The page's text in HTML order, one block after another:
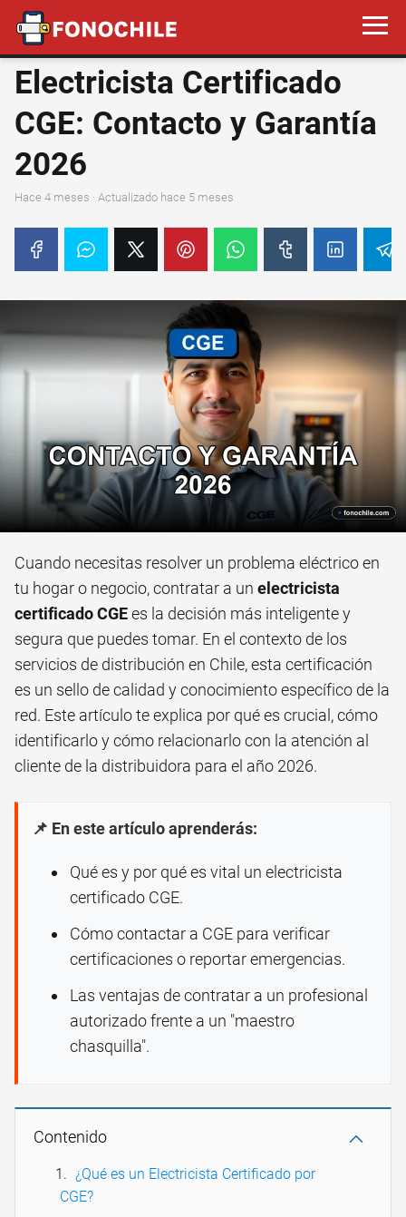
Electricista Certificado
CGE: Contacto y Garantía
2026
hace 4 meses · Actualizado hace 5 meses
Cuando necesitas resolver un problema eléctrico en
tu hogar o negocio, contratar a un electricista
certificado CGEes la decisión más inteligente y
segura que puedes tomar. En el contexto de los
servicios de distribución en Chile, esta certificación
es un sello de calidad y conocimiento específico de la
red. Este artículo te explica por qué es crucial, cómo
identificarlo y cómo relacionarlo con la atención al
cliente de la distribuidora para el año 2026.
📌 En este artículo aprenderás:
Qué es y por qué es vital un electricista
certificado CGE.
Cómo contactar a CGE para verificar
certificaciones o reportar emergencias.
Las ventajas de contratar a un profesional
autorizado frente a un "maestro
chasquilla".
Contenido
¿Qué es un Electricista Certificado por
CGE?